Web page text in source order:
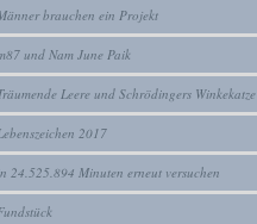
brauchen ein Projekt
und Nam June Paik
Leere und Schrödingers Winkekatze
2017
24.525.894 Minuten erneut versuchen